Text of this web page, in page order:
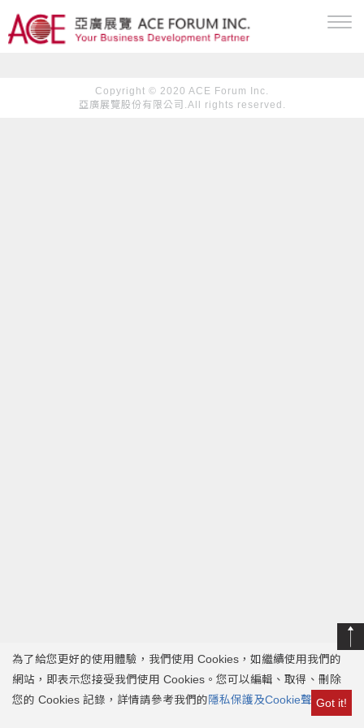
Copyright © 2020 ACE Forum Inc.
亞廣展覽股份有限公司.All rights reserved.
為了給您更好的使用體驗，我們使用 Cookies，如繼續使用我們的
網站，即表示您接受我們使用 Cookies。您可以編輯、取得、刪除
您的 Cookies 記錄，詳情請參考我們的 隱私保護及Cookie聲明。
Got it!